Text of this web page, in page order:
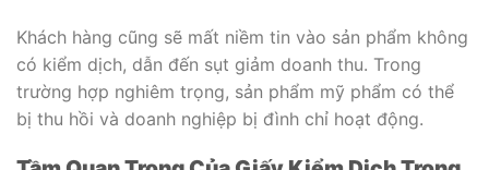
Khách hàng cũng sẽ mất niềm tin vào sản phẩm không
có kiểm dịch, dẫn đến sụt giảm doanh thu. Trong
trường hợp nghiêm trọng, sản phẩm mỹ phẩm có thể
bị thu hồi và doanh nghiệp bị đình chỉ hoạt động.